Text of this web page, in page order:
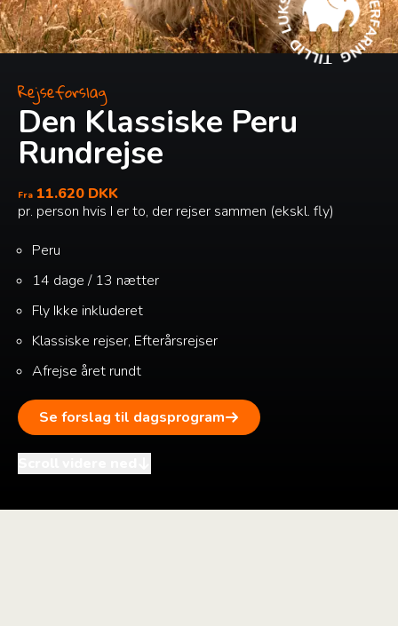
Rejseforslag
Den Klassiske Peru
Rundrejse
Fra 11.620 DKK
pr. person hvis I er to, der rejser sammen (ekskl. fly)
Peru
14 dage / 13 nætter
Fly Ikke inkluderet
Klassiske rejser, Efterårsrejser
Afrejse året rundt
Se forslag til dagsprogram